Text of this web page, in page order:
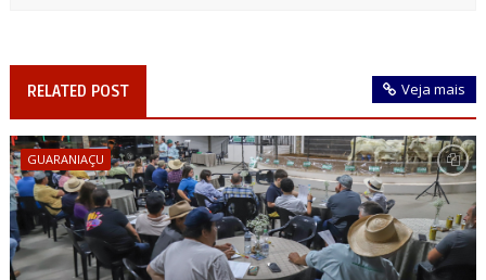
RELATED POST Veja mais
GUARANIAÇU